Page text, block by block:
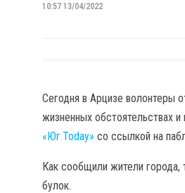
10:57 13/04/2022
Сегодня в Арцизе волонтеры
жизненных обстоятельствах
«Юг.Today» со ссылкой на
Как сообщили жители города,
булок.